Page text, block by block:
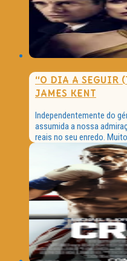
“O DIA A SEGUIR
JAMES KENT
Independentemente do
assumida a nossa
reais no seu enredo.